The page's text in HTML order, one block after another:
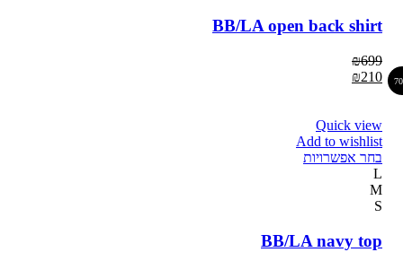
BB/LA open back shirt
₪699
₪210
Quick view
Add to wishlist
בחר אפשרויות
L
M
S
BB/LA navy top